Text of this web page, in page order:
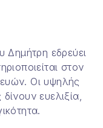
Δημήτρη εδρεύει
στον
Οι υψηλής
ευελιξία,